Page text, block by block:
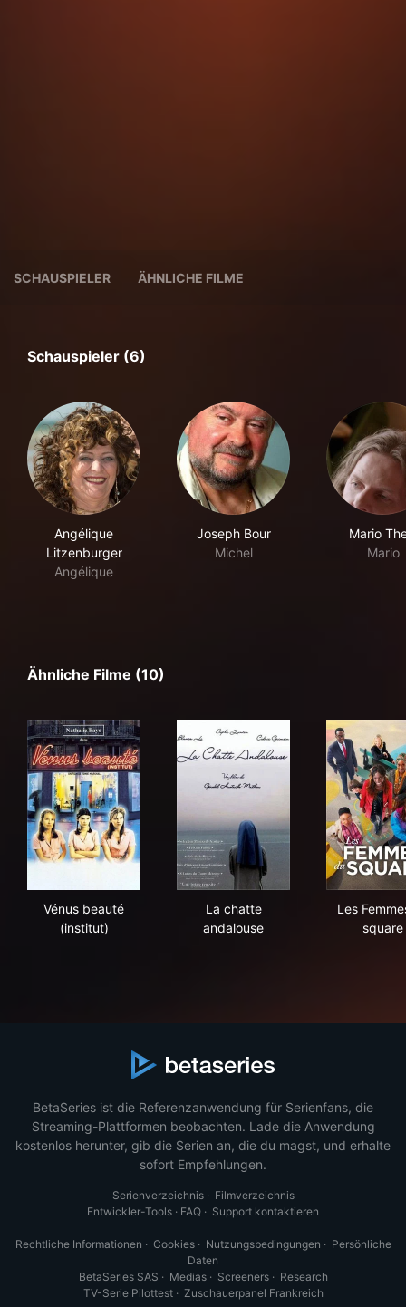
SCHAUSPIELER ÄHNLICHE FILME
Schauspieler (6)
Angélique
Litzenburger
Angélique
Joseph Bour
Michel
Mario
Mario
Ähnliche Filme (10)
Vénus beauté
(institut)
La chatte
andalouse
Les
square
BetaSeries ist die Referenzanwendung für Serienfans, die
Streaming-Plattformen beobachten. Lade die Anwendung
kostenlos herunter, gib die Serien an, die du magst, und erhalte
sofort Empfehlungen.
Serienverzeichnis· Filmverzeichnis
Entwickler-Tools · FAQ · Support kontaktieren
Rechtliche Informationen · Cookies· Nutzungsbedingungen · Persönliche
Daten
BetaSeries SAS · Medias· Screeners· Research
TV-Serie Pilottest· Zuschauerpanel Frankreich